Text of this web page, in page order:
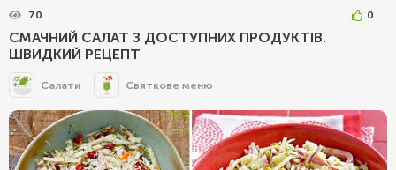
70 0
СМАЧНИЙ САЛАТ З ДОСТУПНИХ ПРОДУКТІВ.
ШВИДКИЙ РЕЦЕПТ
Салати Святкове меню